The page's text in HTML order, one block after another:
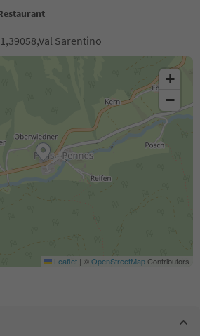
Sarentino
+
−
Leaflet | ©OpenStreetMapContributors